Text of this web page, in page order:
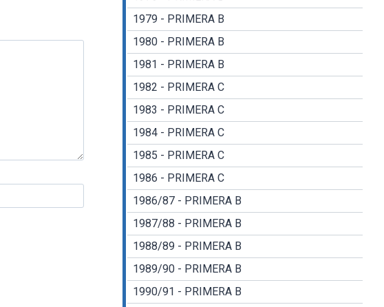
1979 - PRIMERA B
1980 - PRIMERA B
1981 - PRIMERA B
1982 - PRIMERA C
1983 - PRIMERA C
1984 - PRIMERA C
1985 - PRIMERA C
1986 - PRIMERA C
1986/87 - PRIMERA B
1987/88 - PRIMERA B
1988/89 - PRIMERA B
1989/90 - PRIMERA B
1990/91 - PRIMERA B